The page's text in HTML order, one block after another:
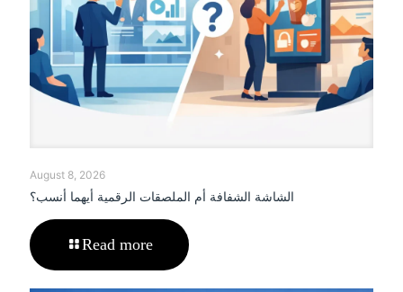
August 8, 2026
الشاشة الشفافة أم الملصقات الرقمية أيهما أنسب؟
Read more